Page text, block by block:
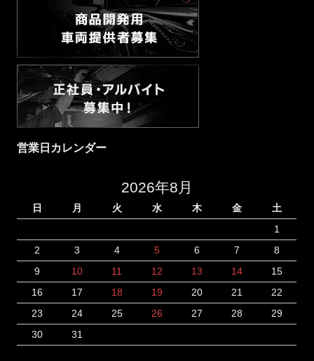
営業日カレンダー
2026年8月
日 月 火 水 木 金
土
1
2
3 4 5 6 7
8
9
10 11 12 13 14
15
16
17 18 19 20 21
22
23
24 25 26 27 28
29
30
31